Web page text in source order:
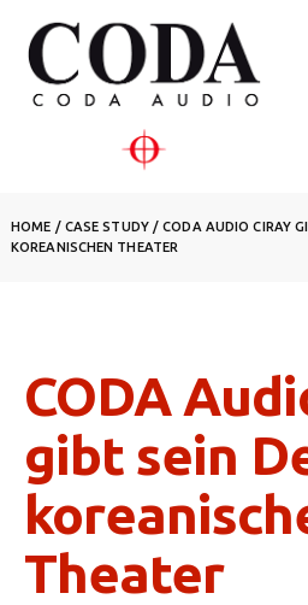
HOME / CASE STUDY/CODA AUDIO CIRAY
KOREANISCHEN THEATER
CODA
gibt sein
Theater